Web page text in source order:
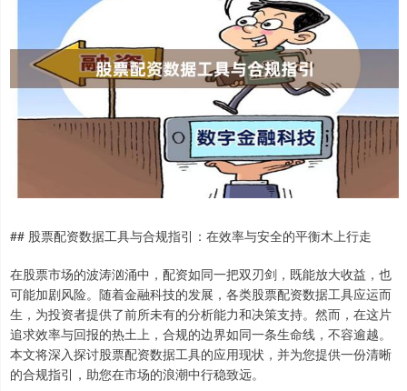
## 股票配资数据工具与合规指引：在效率与安全的平衡木上行走
在股票市场的波涛汹涌中，配资如同一把双刃剑，既能放大收益，也
可能加剧风险。随着金融科技的发展，各类股票配资数据工具应运而
生，为投资者提供了前所未有的分析能力和决策支持。然而，在这片
追求效率与回报的热土上，合规的边界如同一条生命线，不容逾越。
本文将深入探讨股票配资数据工具的应用现状，并为您提供一份清晰
的合规指引，助您在市场的浪潮中行稳致远。